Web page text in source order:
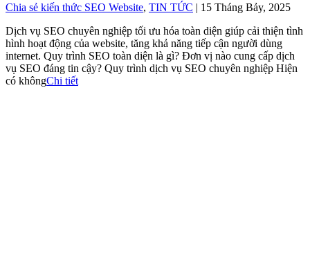
Chia sẻ kiến thức SEO Website, TIN TỨC | 15 Tháng Bảy, 2025
Dịch vụ SEO chuyên nghiệp tối ưu hóa toàn diện giúp cải thiện tình
hình hoạt động của website, tăng khả năng tiếp cận người dùng
internet. Quy trình SEO toàn diện là gì? Đơn vị nào cung cấp dịch
vụ SEO đáng tin cậy? Quy trình dịch vụ SEO chuyên nghiệp Hiện
có khôngChi tiết